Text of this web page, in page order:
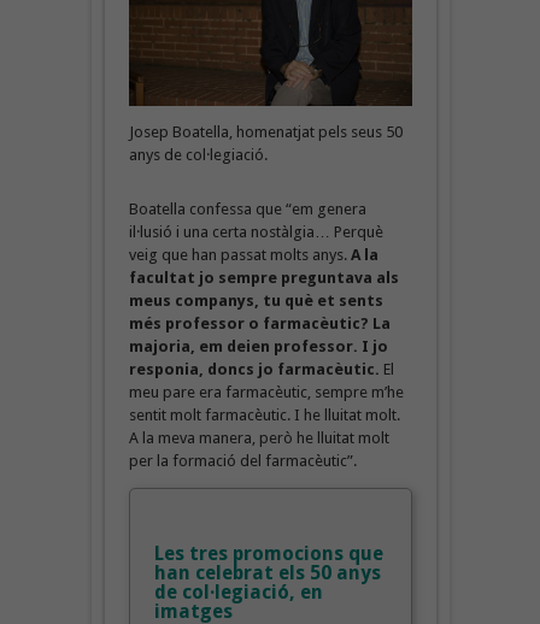
Josep Boatella, homenatjat pels seus 50
anys de col·legiació.
Boatella confessa que “em genera
il·lusió i una certa nostàlgia… Perquè
veig que han passat molts anys. A la
facultat jo sempre preguntava als
meus companys, tu què et sents
més professor o farmacèutic? La
majoria, em deien professor. I jo
responia, doncs jo farmacèutic. El
meu pare era farmacèutic, sempre m’he
sentit molt farmacèutic. I he lluitat molt.
A la meva manera, però he lluitat molt
per la formació del farmacèutic”.
Les tres promocions que
han celebrat els 50 anys
de col·legiació, en
imatges